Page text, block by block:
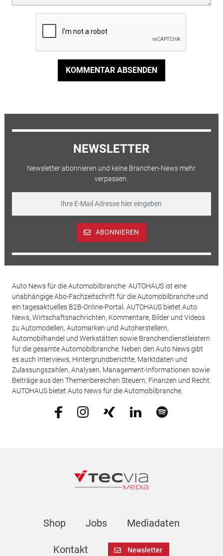
KOMMENTAR ABSENDEN
NEWSLETTER
Newsletter abonnieren und keine Branchen-News mehr
verpassen.
ABONNIEREN
Auto News für die Automobilbranche: AUTOHAUS ist eine
unabhängige Abo-Fachzeitschrift für die Automobilbranche und
ein tagesaktuelles B2B-Online-Portal. AUTOHAUS bietet Auto
News, Wirtschaftsnachrichten, Kommentare, Bilder und Videos
zu Automodellen, Automarken und Autoherstellern,
Automobilhandel und Werkstätten sowie Branchendienstleistern
für die gesamte Automobilbranche. Neben den Auto News gibt
es auch Interviews, Hintergrundberichte, Marktdaten und
Zulassungszahlen, Analysen, Management-Informationen sowie
Beiträge aus den Themenbereichen Steuern, Finanzen und Recht.
AUTOHAUS bietet Auto News für die Automobilbranche.
Shop Jobs Mediadaten
Kontakt Newsletter